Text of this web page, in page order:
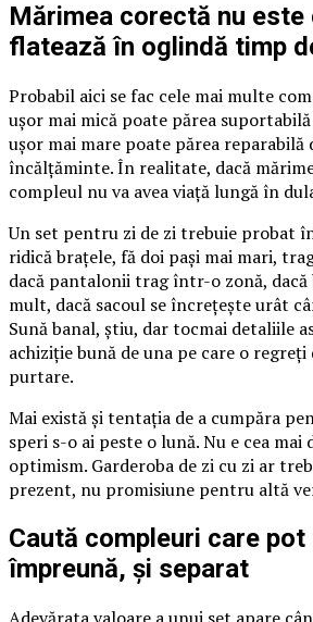
Mărimea corectă nu este
flatează în oglindă timp
Probabil aici se fac cele mai multe
ușor mai mică poate părea
ușor mai mare poate părea reparabilă
încălțăminte. În realitate, dacă
compleul nu va avea viață lungă în
Un set pentru zi de zi trebuie probat
ridică brațele, fă doi pași mai mari,
dacă pantalonii trag într-o zonă, dacă
mult, dacă sacoul se încrețește urât
Sună banal, știu, dar tocmai detaliile
achiziție bună de una pe care o
purtare.
Mai există și tentația de a cumpăra
speri s-o ai peste o lună. Nu e cea
optimism. Garderoba de zi cu zi ar
prezent, nu promisiune pentru altă
Caută compleuri care
împreună, și separat